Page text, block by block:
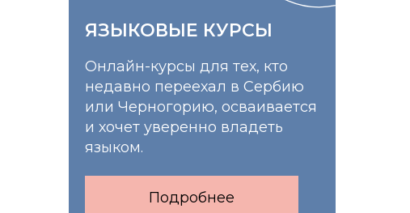
ЯЗЫКОВЫЕ КУРСЫ
Онлайн-курсы для тех, кто
недавно переехал в Сербию
или Черногорию, осваивается
и хочет уверенно владеть
языком.
Подробнее